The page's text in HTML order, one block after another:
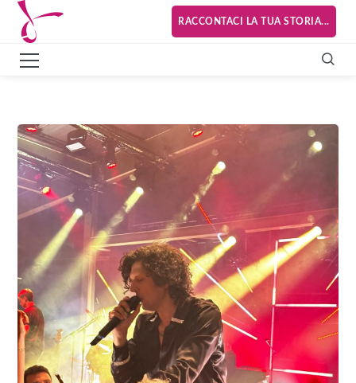
RACCONTACI LA TUA STORIA...